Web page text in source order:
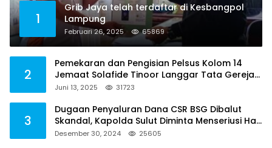
1
Grib Jaya telah terdaftar di Kesbangpol
Lampung
Februari 26, 2025 65869
2
Pemekaran dan Pengisian Pelsus Kolom 14
Jemaat Solafide Tinoor Langgar Tata Gereja
2021, Toreh : Ini Perbuatan Melawan Hukum
Juni 13, 2025 31723
3
Dugaan Penyaluran Dana CSR BSG Dibalut
Skandal, Kapolda Sulut Diminta Menseriusi Hal
ini
Desember 30, 2024 25605